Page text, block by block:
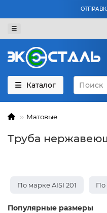
Каталог
Матовые
Труба
По марке AISI 201 По
Популярные размеры